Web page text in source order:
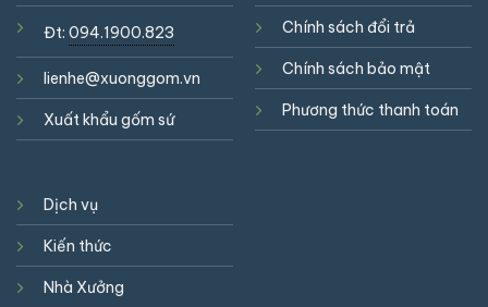
Đt: 094.1900.823
lienhe@xuonggom.vn
Xuất khẩu gốm sứ
Chính sách đổi trả
Chính sách bảo mật
Phương thức thanh toán
Dịch vụ
Kiến thức
Nhà Xưởng